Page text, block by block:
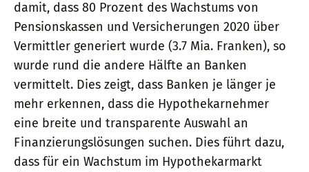
damit, dass 80 Prozent des Wachstums von
Pensionskassen und Versicherungen 2020 über
Vermittler generiert wurde (3.7 Mia. Franken), so
wurde rund die andere Hälfte an Banken
vermittelt. Dies zeigt, dass Banken je länger je
mehr erkennen, dass die Hypothekarnehmer
eine breite und transparente Auswahl an
Finanzierungslösungen suchen. Dies führt dazu,
dass für ein Wachstum im Hypothekarmarkt